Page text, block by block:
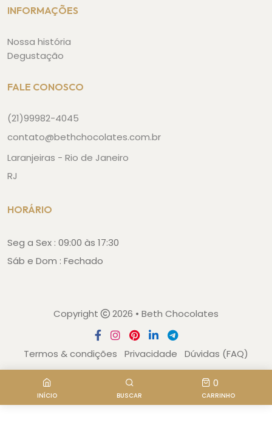
INFORMAÇÕES
Nossa história
Degustação
FALE CONOSCO
(21)99982-4045
contato@bethchocolates.com.br
Laranjeiras - Rio de Janeiro
RJ
HORÁRIO
Seg a Sex : 09:00 às 17:30
Sáb e Dom : Fechado
Copyright 2026 • Beth Chocolates
Termos & condições Privacidade Dúvidas (FAQ)
INÍCIO BUSCAR
0
CARRINHO